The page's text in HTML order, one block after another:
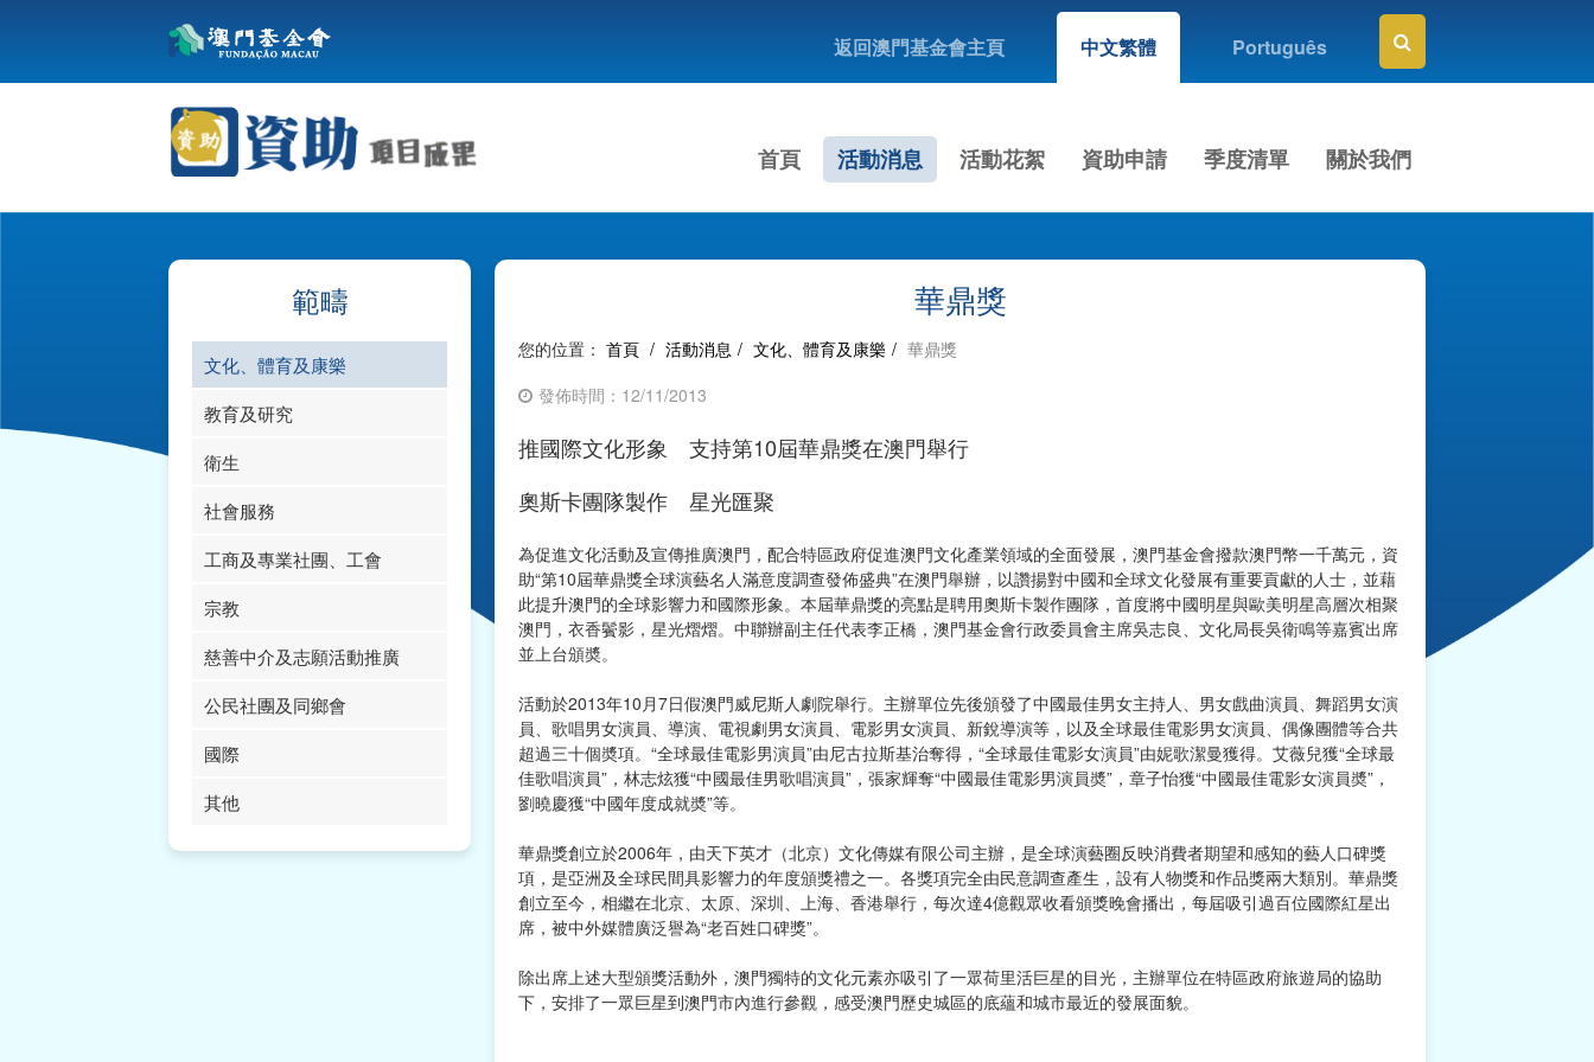
返回澳門基金會主頁 中文繁體 Português
首頁 活動消息 活動花絮 資助申請 季度清單 關於我們
範疇
文化、體育及康樂
教育及研究
衛生
社會服務
工商及專業社團、工會
宗教
慈善中介及志願活動推廣
公民社團及同鄉會
國際
其他
華鼎獎
您的位置： 首頁 / 活動消息 / 文化、體育及康樂 / 華鼎獎
發佈時間：12/11/2013
推國際文化形象 支持第10屆華鼎獎在澳門舉行
奧斯卡團隊製作 星光匯聚
為促進文化活動及宣傳推廣澳門，配合特區政府促進澳門文化產業領域的全面發展，澳門基金會撥款澳門幣一千萬元，資
助“第10屆華鼎獎全球演藝名人滿意度調查發佈盛典”在澳門舉辦，以讚揚對中國和全球文化發展有重要貢獻的人士，並藉
此提升澳門的全球影響力和國際形象。本屆華鼎獎的亮點是聘用奧斯卡製作團隊，首度將中國明星與歐美明星高層次相聚
澳門，衣香鬢影，星光熠熠。中聯辦副主任代表李正橋，澳門基金會行政委員會主席吳志良、文化局長吳衛鳴等嘉賓出席
並上台頒奬。
活動於2013年10月7日假澳門威尼斯人劇院舉行。主辦單位先後頒發了中國最佳男女主持人、男女戲曲演員、舞蹈男女演
員、歌唱男女演員、導演、電視劇男女演員、電影男女演員、新銳導演等，以及全球最佳電影男女演員、偶像團體等合共
超過三十個奬項。“全球最佳電影男演員”由尼古拉斯基治奪得，“全球最佳電影女演員”由妮歌潔曼獲得。艾薇兒獲“全球最
佳歌唱演員”，林志炫獲“中國最佳男歌唱演員”，張家輝奪“中國最佳電影男演員奬”，章子怡獲“中國最佳電影女演員奬”，
劉曉慶獲“中國年度成就奬”等。
華鼎獎創立於2006年，由天下英才（北京）文化傳媒有限公司主辦，是全球演藝圈反映消費者期望和感知的藝人口碑獎
項，是亞洲及全球民間具影響力的年度頒獎禮之一。各獎項完全由民意調查產生，設有人物獎和作品獎兩大類別。華鼎獎
創立至今，相繼在北京、太原、深圳、上海、香港舉行，每次達4億觀眾收看頒獎晚會播出，每屆吸引過百位國際紅星出
席，被中外媒體廣泛譽為“老百姓口碑獎”。
除出席上述大型頒獎活動外，澳門獨特的文化元素亦吸引了一眾荷里活巨星的目光，主辦單位在特區政府旅遊局的協助
下，安排了一眾巨星到澳門市內進行參觀，感受澳門歷史城區的底蘊和城市最近的發展面貌。